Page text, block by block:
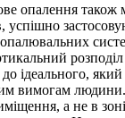
опалення
успішно
ідеального,
вимогам
а не в